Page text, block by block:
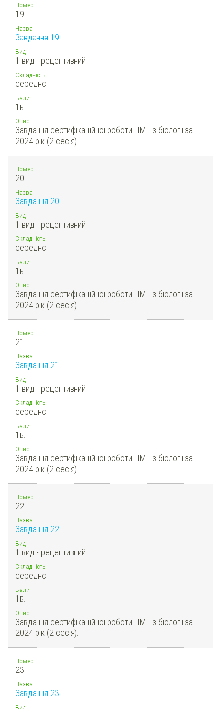
Номер
19.
Назва
Завдання 19
Вид
1 вид - рецептивний
Складність
середнє
Бали
1 Б.
Опис
Завдання сертифікаційної роботи НМТ з біології за
2024 рік (2 сесія).
Номер
20.
Назва
Завдання 20
Вид
1 вид - рецептивний
Складність
середнє
Бали
1 Б.
Опис
Завдання сертифікаційної роботи НМТ з біології за
2024 рік (2 сесія).
Номер
21.
Назва
Завдання 21
Вид
1 вид - рецептивний
Складність
середнє
Бали
1 Б.
Опис
Завдання сертифікаційної роботи НМТ з біології за
2024 рік (2 сесія).
Номер
22.
Назва
Завдання 22
Вид
1 вид - рецептивний
Складність
середнє
Бали
1 Б.
Опис
Завдання сертифікаційної роботи НМТ з біології за
2024 рік (2 сесія).
Номер
23.
Назва
Завдання 23
Вид